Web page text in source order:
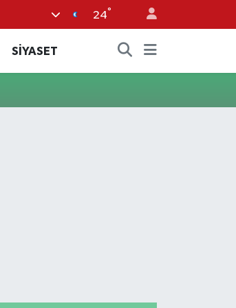
24°
SİYASET